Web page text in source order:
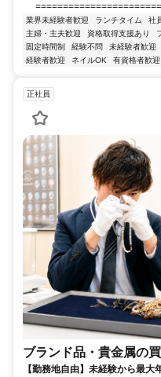
業界未経験者歓迎 ランチタイム 社
主婦・主夫歓迎
資格取得支援あり
固定時間制
経験不問 未経験者歓迎
経験者歓迎
ネイルOK 有資格者歓迎
正社員
ブランド品・貴金属の
【勤務地自由】未経験から最大